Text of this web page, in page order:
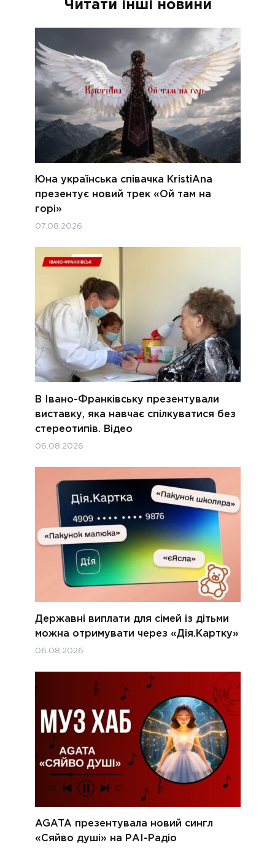
Читати інші новини
Юна українська співачка KristiAna
презентує новий трек «Ой там на
горі»
07.08.2026
В Івано-Франківську презентували
виставку, яка навчає спілкуватися без
стереотипів. Відео
06.08.2026
Державні виплати для сімей із дітьми
можна отримувати через «Дія.Картку»
06.08.2026
AGATA презентувала новий сингл
«Сяйво душі» на РАІ-Радіо